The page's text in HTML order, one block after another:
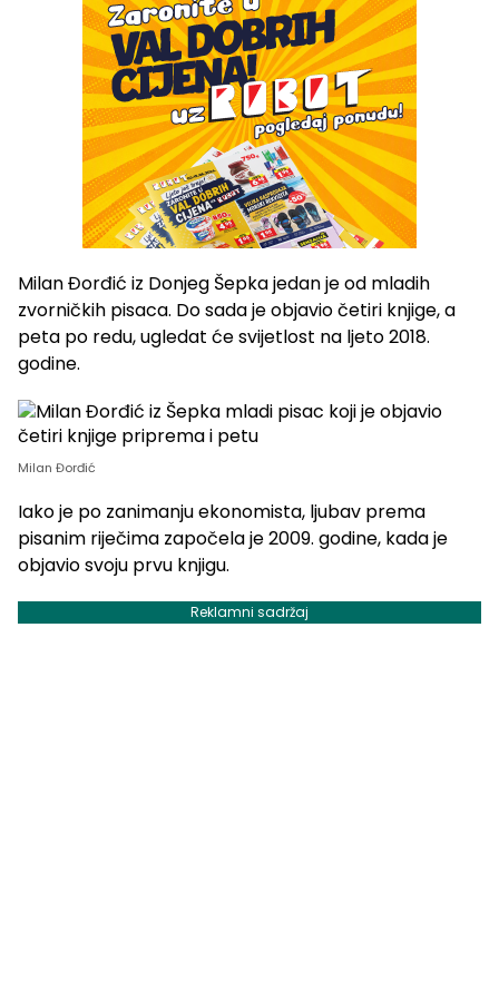
Milan Đorđić iz Donjeg Šepka jedan je od mladih
zvorničkih pisaca. Do sada je objavio četiri knjige, a
peta po redu, ugledat će svijetlost na ljeto 2018.
godine.
Milan Đorđić
Iako je po zanimanju ekonomista, ljubav prema
pisanim riječima započela je 2009. godine, kada je
objavio svoju prvu knjigu.
Reklamni sadržaj